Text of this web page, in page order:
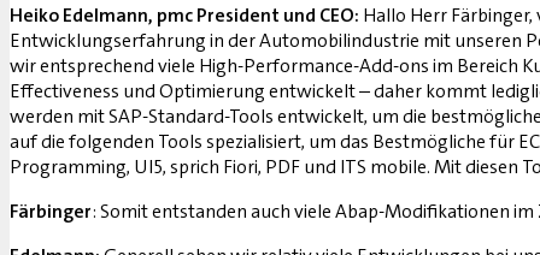
Heiko Edelmann, pmc President und CEO: Hallo Herr
Entwicklungserfahrung in der Automobilindustrie mit unseren
wir entsprechend viele High-Performance-Add-ons im Bereich
Effectiveness und Optimierung entwickelt – daher kommt
werden mit SAP-Standard-Tools entwickelt, um die
auf die folgenden Tools spezialisiert, um das Bestmögliche für
Programming, UI5, sprich Fiori, PDF und ITS mobile. Mit
Färbinger: Somit entstanden auch viele Abap-Modifikationen